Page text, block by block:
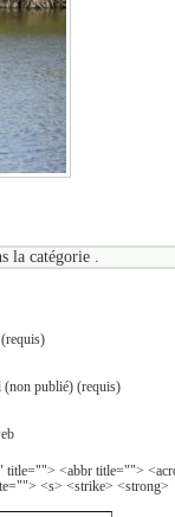
la catégorie .
(non publié) (requis)
title=""> <abbr title="">
<s> <strike> <strong>